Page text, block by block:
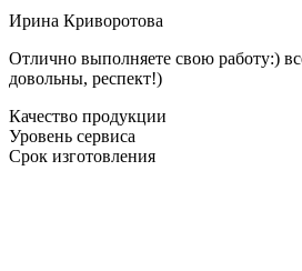
Ирина Криворотова
Отлично выполняете свою работу:)
довольны, респект!)
Качество продукции
Уровень сервиса
Срок изготовления